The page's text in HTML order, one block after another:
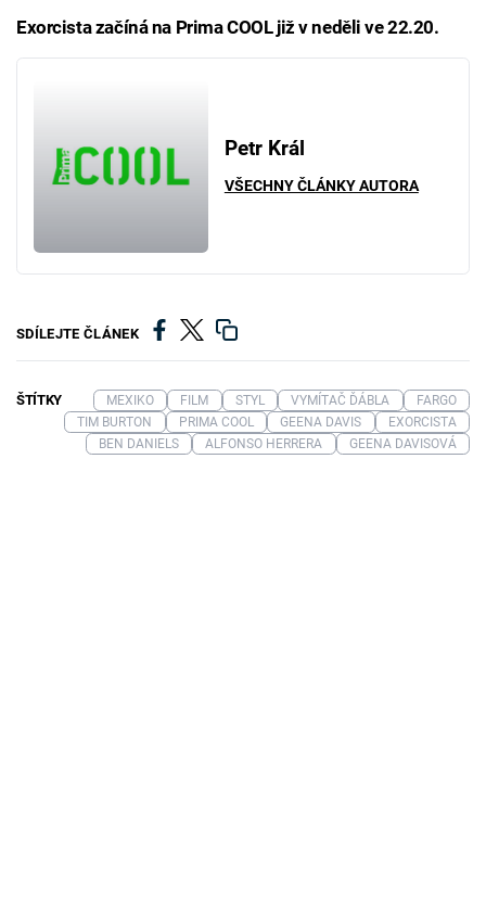
Exorcista začíná na Prima COOL již v neděli ve 22.20.
Petr Král
VŠECHNY ČLÁNKY AUTORA
SDÍLEJTE ČLÁNEK
ŠTÍTKY MEXIKO FILM STYL VYMÍTAČ ĎÁBLA
FARGO
TIM BURTON
PRIMA COOL GEENA DAVIS
EXORCISTA
BEN DANIELS
ALFONSO HERRERA GEENA DAVISOVÁ